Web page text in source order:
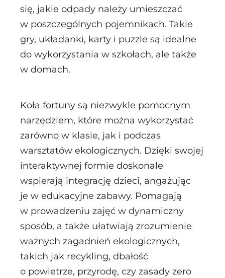
się, jakie odpady należy umieszczać
w poszczególnych pojemnikach. Takie
gry, układanki, karty i puzzle są idealne
do wykorzystania w szkołach, ale także
w domach.
Koła fortuny są niezwykle pomocnym
narzędziem, które można wykorzystać
zarówno w klasie, jak i podczas
warsztatów ekologicznych. Dzięki swojej
interaktywnej formie doskonale
wspierają integrację dzieci, angażując
je w edukacyjne zabawy. Pomagają
w prowadzeniu zajęć w dynamiczny
sposób, a także ułatwiają zrozumienie
ważnych zagadnień ekologicznych,
takich jak recykling, dbałość
o powietrze, przyrodę, czy zasady zero